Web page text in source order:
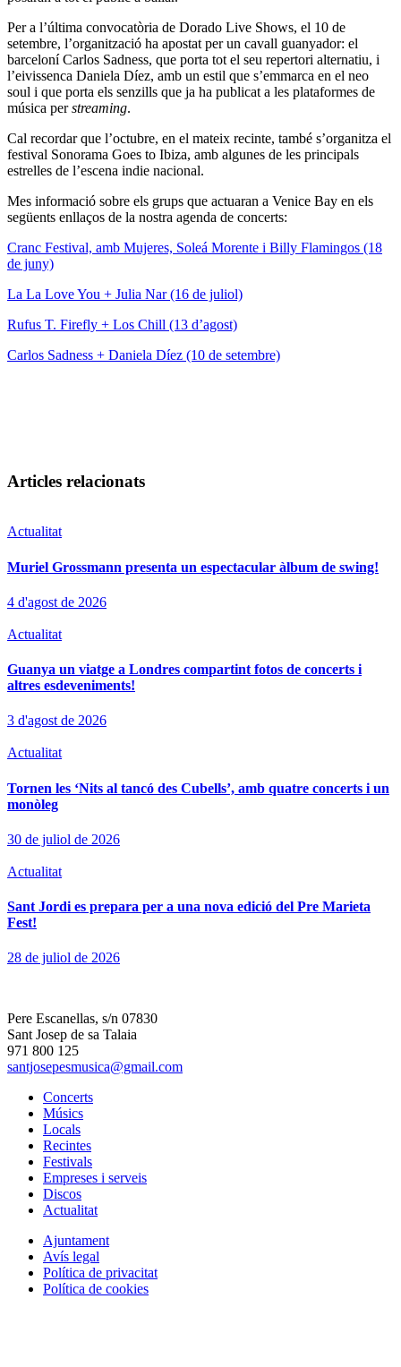
Per a l’última convocatòria de Dorado Live Shows, el 10 de
setembre, l’organització ha apostat per un cavall guanyador: el
barceloní Carlos Sadness, que porta tot el seu repertori alternatiu, i
l’eivissenca Daniela Díez, amb un estil que s’emmarca en el neo
soul i que porta els senzills que ja ha publicat a les plataformes de
música perstreaming.
Cal recordar que l’octubre, en el mateix recinte, també s’organitza el
festival Sonorama Goes to Ibiza, amb algunes de les principals
estrelles de l’escena indie nacional.
Mes informació sobre els grups que actuaran a Venice Bay en els
següents enllaços de la nostra agenda de concerts:
Cranc Festival, amb Mujeres, Soleá Morente i Billy Flamingos (18
de juny)
La La Love You + Julia Nar (16 de juliol)
Rufus T. Firefly + Los Chill (13 d’agost)
Carlos Sadness + Daniela Díez (10 de setembre)
Articles relacionats
Actualitat
Muriel Grossmann presenta un espectacular àlbum de swing!
4 d'agost de 2026
Actualitat
Guanya un viatge a Londres compartint fotos de concerts i
altres esdeveniments!
3 d'agost de 2026
Actualitat
Tornen les ‘Nits al tancó des Cubells’, amb quatre concerts i un
monòleg
30 de juliol de 2026
Actualitat
Sant Jordi es prepara per a una nova edició del Pre Marieta
Fest!
28 de juliol de 2026
Pere Escanellas, s/n 07830
Sant Josep de sa Talaia
971 800 125
santjosepesmusica@gmail.com
Concerts
Músics
Locals
Recintes
Festivals
Empreses i serveis
Discos
Actualitat
Ajuntament
Avís legal
Política de privacitat
Política de cookies